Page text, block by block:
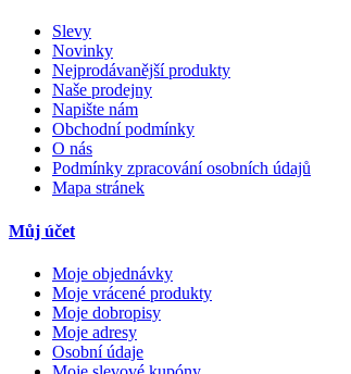
Slevy
Novinky
Nejprodávanější produkty
Naše prodejny
Napište nám
Obchodní podmínky
O nás
Podmínky zpracování osobních údajů
Mapa stránek
Můj účet
Moje objednávky
Moje vrácené produkty
Moje dobropisy
Moje adresy
Osobní údaje